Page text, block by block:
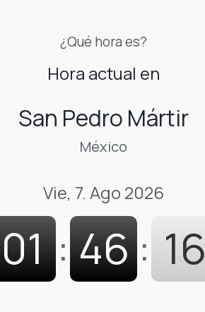
¿Qué hora es?
Hora actual en
San Pedro Mártir
México
Vie, 7. Ago 2026
01 : 46 : 17